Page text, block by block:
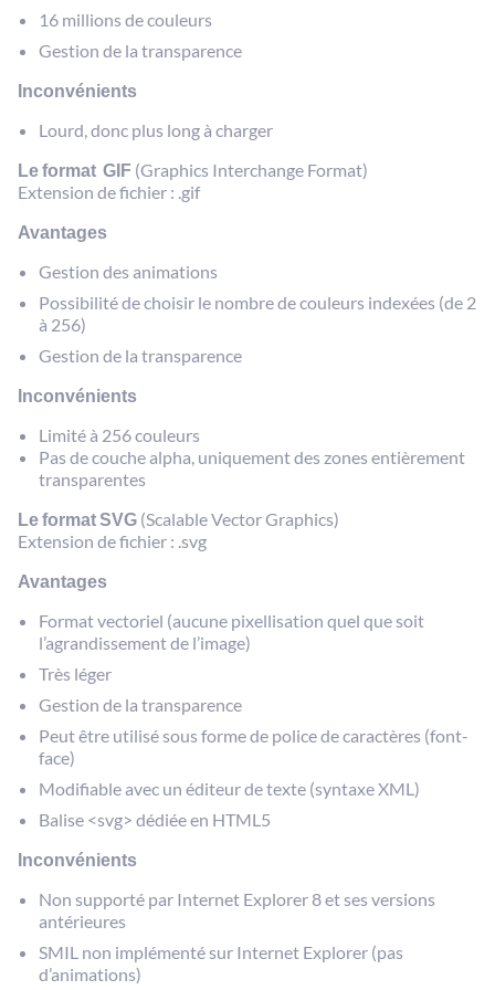
16 millions de couleurs
Gestion de la transparence
Inconvénients
Lourd, donc plus long à charger
Le format GIF (Graphics Interchange Format)
Extension de fichier : .gif
Avantages
Gestion des animations
Possibilité de choisir le nombre de couleurs indexées (de 2
à 256)
Gestion de la transparence
Inconvénients
Limité à 256 couleurs
Pas de couche alpha, uniquement des zones entièrement
transparentes
Le format SVG (Scalable Vector Graphics)
Extension de fichier : .svg
Avantages
Format vectoriel (aucune pixellisation quel que soit
l’agrandissement de l’image)
Très léger
Gestion de la transparence
Peut être utilisé sous forme de police de caractères (font-
face)
Modifiable avec un éditeur de texte (syntaxe XML)
Balise <svg> dédiée en HTML5
Inconvénients
Non supporté par Internet Explorer 8 et ses versions
antérieures
SMIL non implémenté sur Internet Explorer (pas
d’animations)